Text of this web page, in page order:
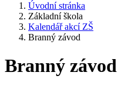
Úvodní stránka
Základní škola
Kalendář akcí ZŠ
Branný závod
Branný závod